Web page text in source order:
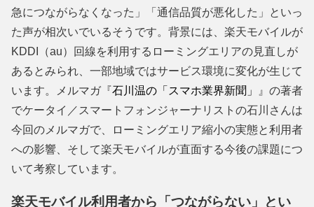
急につながらなくなった」「通信品質が悪化した」といっ
た声が相次いでいるそうです。背景には、楽天モバイルが
KDDI（au）回線を利用するローミングエリアの見直しが
あるとみられ、一部地域ではサービス環境に変化が生じて
います。メルマガ『石川温の「スマホ業界新聞」
』の著者
でケータイ／スマートフォンジャーナリストの石川さんは
今回のメルマガで、ローミングエリア縮小の実態と利用者
への影響、そして楽天モバイルが直面する今後の課題につ
いて考察しています。
楽天モバイル利用者から「つながらない」とい